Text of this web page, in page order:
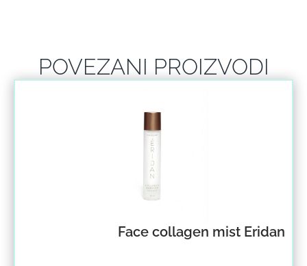
POVEZANI PROIZVODI
Face collagen mist Eridan